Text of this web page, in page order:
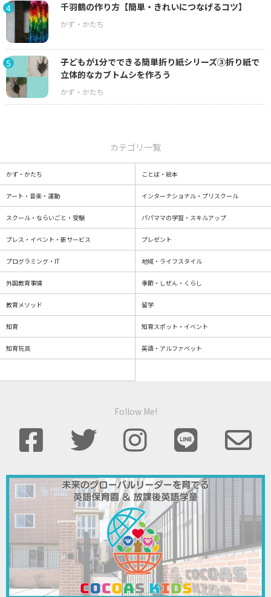
4 千羽鶴の作り方【簡単・きれいにつなげるコツ】
5
子どもが1分でできる簡単折り紙シリーズ③折り紙で
立体的なカブトムシを作ろう
カテゴリ一覧
かず・かたち ことば・絵本
アート・音楽・運動 インターナショナル・プリスクール
スクール・ならいごと・受験 パパママの学習・スキルアップ
プレス・イベント・新サービス プレゼント
プログラミング・IT 地域・ライフスタイル
外国教育事情 季節・しぜん・くらし
教育メソッド 留学
知育 知育スポット・イベント
知育玩具 英語・アルファベット
Follow Me!